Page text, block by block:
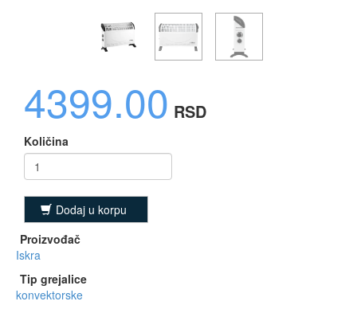
4399.00 RSD
Količina
Dodaj u korpu
Proizvođač
Iskra
Tip grejalice
konvektorske